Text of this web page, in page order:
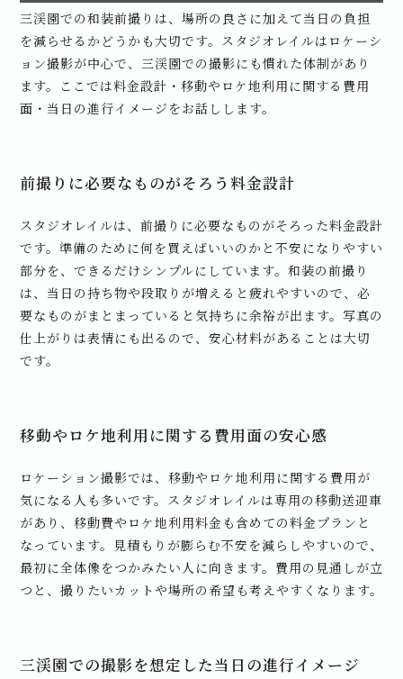
三渓園での和装前撮りは、場所の良さに加えて当日の負担
を減らせるかどうかも大切です。スタジオレイルはロケーシ
ョン撮影が中心で、三渓園での撮影にも慣れた体制があり
ます。ここでは料金設計・移動やロケ地利用に関する費用
面・当日の進行イメージをお話しします。
前撮りに必要なものがそろう料金設計
スタジオレイルは、前撮りに必要なものがそろった料金設計
です。準備のために何を買えばいいのかと不安になりやすい
部分を、できるだけシンプルにしています。和装の前撮り
は、当日の持ち物や段取りが増えると疲れやすいので、必
要なものがまとまっていると気持ちに余裕が出ます。写真の
仕上がりは表情にも出るので、安心材料があることは大切
です。
移動やロケ地利用に関する費用面の安心感
ロケーション撮影では、移動やロケ地利用に関する費用が
気になる人も多いです。スタジオレイルは専用の移動送迎車
があり、移動費やロケ地利用料金も含めての料金プランと
なっています。見積もりが膨らむ不安を減らしやすいので、
最初に全体像をつかみたい人に向きます。費用の見通しが立
つと、撮りたいカットや場所の希望も考えやすくなります。
三渓園での撮影を想定した当日の進行イメージ